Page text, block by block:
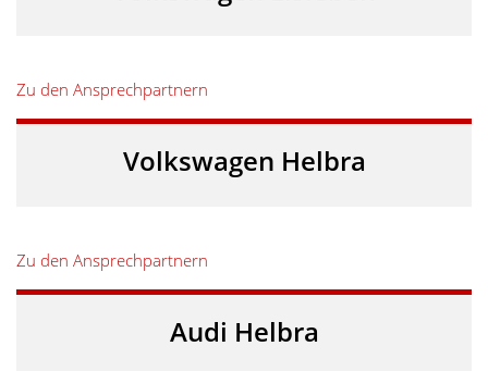
Zu den Ansprechpartnern
Volkswagen Helbra
Zu den Ansprechpartnern
Audi Helbra